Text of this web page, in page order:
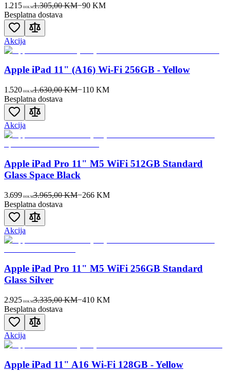
1.215 00KM1.305,00 KM−90KM
Besplatna dostava
Akcija
Apple iPad 11" (A16) Wi-Fi 256GB - Yellow
1.520 00KM1.630,00 KM−110KM
Besplatna dostava
Akcija
Apple iPad Pro 11" M5 WiFi 512GB Standard
Glass Space Black
3.699 00KM3.965,00 KM−266KM
Besplatna dostava
Akcija
Apple iPad Pro 11" M5 WiFi 256GB Standard
Glass Silver
2.925 00KM3.335,00 KM−410KM
Besplatna dostava
Akcija
Apple iPad 11" A16 Wi-Fi 128GB - Yellow